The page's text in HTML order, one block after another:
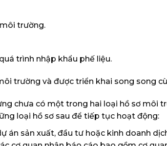
trường.
trình nhập khẩu phế liệu.
trường và được triển khai song song
chưa có một trong hai loại hồ sơ môi
loại hồ sơ sau để tiếp tục hoạt động:
sản xuất, đầu tư hoặc kinh doanh